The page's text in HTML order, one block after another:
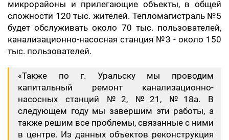
микрорайоны и прилегающие объекты, в общей
сложности 120 тыс. жителей. Тепломагистраль №5
будет обслуживать около 70 тыс. пользователей,
канализационно-насосная станция №3 - около 150
тыс. пользователей.
«Также по г. Уральску мы проводим
капитальный ремонт канализационно-
насосных станций №2, №21, №18а. В
следующем году мы завершим эти работы, а
также решим все проблемы, связанные с ними
в центре. Из данных объектов реконструкция